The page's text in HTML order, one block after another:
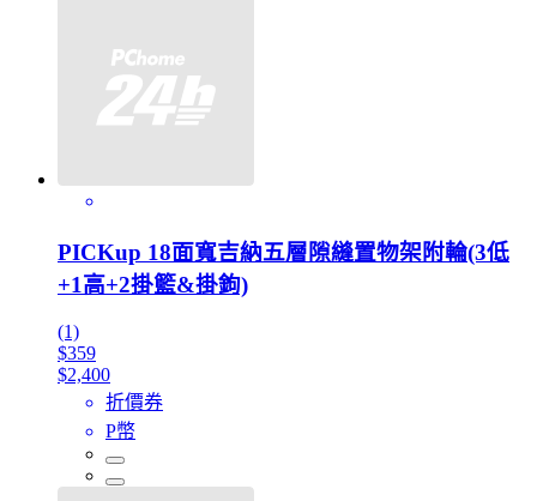
PICKup 18面寬吉納五層隙縫置物架附輪(3低
+1高+2掛籃&掛鉤)
(1)
$359
$2,400
折價券
P幣